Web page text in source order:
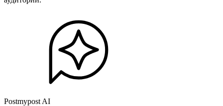
Postmypost AI